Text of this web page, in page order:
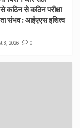
कठिन से कठिन परीक्षा
संभव : आईएएस इशित्व
8, 2026 0